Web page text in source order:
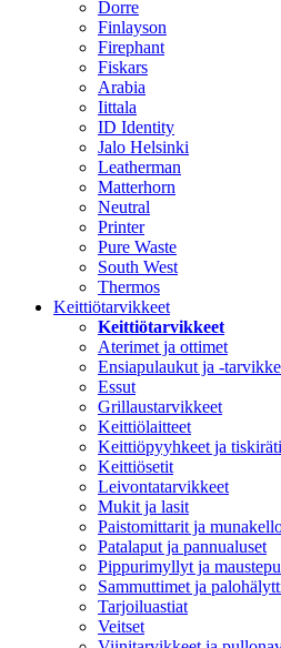
Dorre
Finlayson
Firephant
Fiskars
Arabia
Iittala
ID Identity
Jalo Helsinki
Leatherman
Matterhorn
Neutral
Printer
Pure Waste
South West
Thermos
Keittiötarvikkeet
Keittiötarvikkeet
Aterimet ja ottimet
Ensiapulaukut ja -
Essut
Grillaustarvikkeet
Keittiölaitteet
Keittiöpyyhkeet ja
Keittiösetit
Leivontatarvikkeet
Mukit ja lasit
Paistomittarit ja
Patalaput ja pannualuset
Pippurimyllyt ja
Sammuttimet ja
Tarjoiluastiat
Veitset